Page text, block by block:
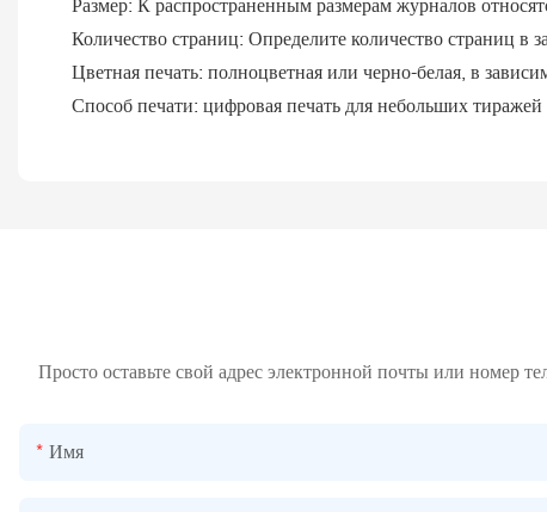
Количество страниц: Определите количество страниц в
Цветная печать: полноцветная или черно-белая, в
Способ печати: цифровая печать для небольших
Просто оставьте свой адрес электронной почты или номер
Имя